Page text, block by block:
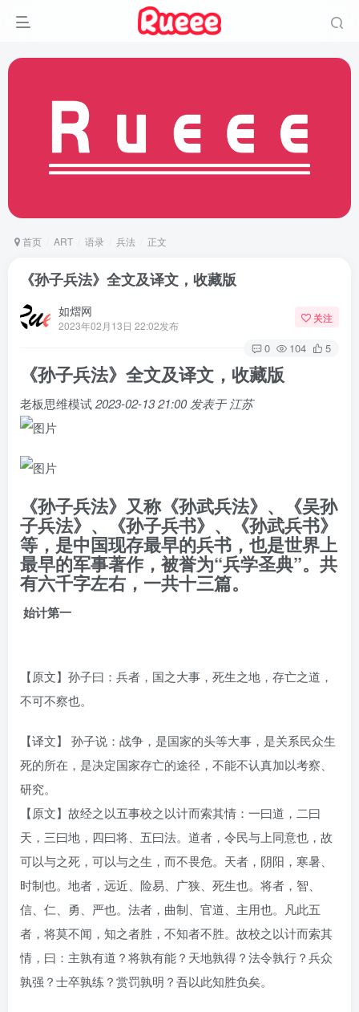
首页 ART 语录 兵法 正文
《孙子兵法》全文及译文，收藏版
如熠网
2023年02月13日 22:02发布
关注
0 104 5
《孙子兵法》全文及译文，收藏版
老板思维模试2023-02-13 21:00 发表于 江苏
《孙子兵法》又称《孙武兵法》、《吴孙
子兵法》、《孙子兵书》、《孙武兵书》
等，是中国现存最早的兵书，也是世界上
最早的军事著作，被誉为“兵学圣典”。共
有六千字左右，一共十三篇。
始计第一
【原文】孙子曰：兵者，国之大事，死生之地，存亡之道，
不可不察也。
【译文】 孙子说：战争，是国家的头等大事，是关系民众生
死的所在，是决定国家存亡的途径，不能不认真加以考察、
研究。
【原文】故经之以五事校之以计而索其情：一曰道，二曰
天，三曰地，四曰将、五曰法。道者，令民与上同意也，故
可以与之死，可以与之生，而不畏危。天者，阴阳，寒暑、
时制也。地者，远近、险易、广狭、死生也。将者，智、
信、仁、勇、严也。法者，曲制、官道、主用也。凡此五
者，将莫不闻，知之者胜，不知者不胜。故校之以计而索其
情，曰：主孰有道？将孰有能？天地孰得？法令孰行？兵众
孰强？士卒孰练？赏罚孰明？吾以此知胜负矣。